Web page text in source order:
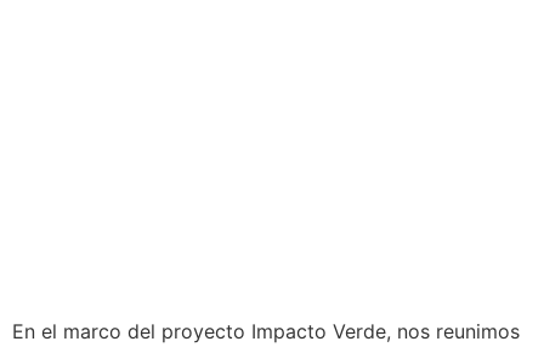
En el marco del proyecto Impacto Verde, nos reunimos